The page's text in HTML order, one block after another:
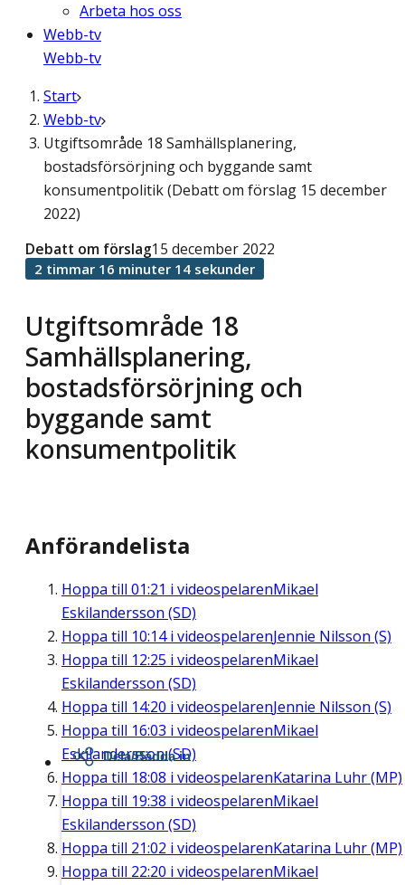
Arbeta hos oss
Webb-tv
Webb-tv
Start
Webb-tv
Utgiftsområde 18 Samhällsplanering,
bostadsförsörjning och byggande samt
konsumentpolitik (Debatt om förslag 15 december
2022)
Utgiftsområde 18
Samhällsplanering,
bostadsförsörjning och
byggande samt
konsumentpolitik
Debatt om förslag15 december 2022
2 timmar 16 minuter 14 sekunder
Anförandelista
Hoppa till 01:21 i videospelarenMikael
Eskilandersson (SD)
Hoppa till 10:14i videospelarenJennie Nilsson (S)
Hoppa till 12:25 i videospelarenMikael
Eskilandersson (SD)
Hoppa till 14:20 i videospelarenJennie Nilsson (S)
Hoppa till 16:03 i videospelarenMikael
Eskilandersson (SD)
Hoppa till 18:08 i videospelarenKatarina Luhr (MP)
Hoppa till 19:38 i videospelarenMikael
Eskilandersson (SD)
Hoppa till 21:02 i videospelarenKatarina Luhr (MP)
Hoppa till 22:20 i videospelarenMikael
Dela/Bädda in